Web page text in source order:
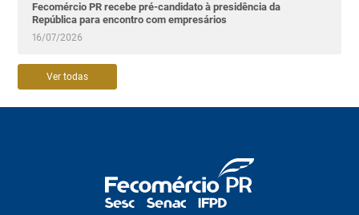
Fecomércio PR recebe pré-candidato à presidência da
República para encontro com empresários
16/07/2026
Ver todas